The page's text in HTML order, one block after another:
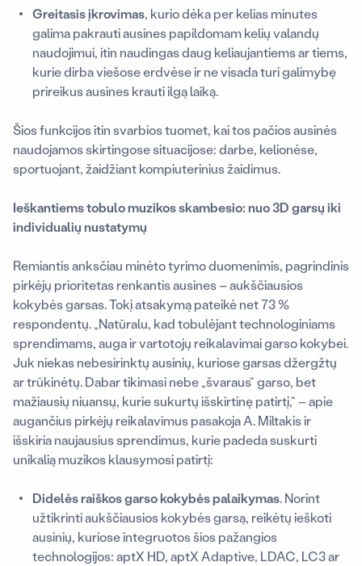
Greitasis įkrovimas, kurio dėka per kelias minutes
galima pakrauti ausines papildomam kelių valandų
naudojimui, itin naudingas daug keliaujantiems ar tiems,
kurie dirba viešose erdvėse ir ne visada turi galimybę
prireikus ausines krauti ilgą laiką.
Šios funkcijos itin svarbios tuomet, kai tos pačios ausinės
naudojamos skirtingose situacijose: darbe, kelionėse,
sportuojant, žaidžiant kompiuterinius žaidimus.
Ieškantiems tobulo muzikos skambesio: nuo 3D garsų iki
individualių nustatymų
Remiantis anksčiau minėto tyrimo duomenimis, pagrindinis
pirkėjų prioritetas renkantis ausines – aukščiausios
kokybės garsas. Tokį atsakymą pateikė net 73 %
respondentų. „Natūralu, kad tobulėjant technologiniams
sprendimams, auga ir vartotojų reikalavimai garso kokybei.
Juk niekas nebesirinktų ausinių, kuriose garsas džergžtų
ar trūkinėtų. Dabar tikimasi nebe „švaraus“ garso, bet
mažiausių niuansų, kurie sukurtų išskirtinę patirtį,“ – apie
augančius pirkėjų reikalavimus pasakoja A. Miltakis ir
išskiria naujausius sprendimus, kurie padeda suskurti
unikalią muzikos klausymosi patirtį:
Didelės raiškos garso kokybės palaikymas. Norint
užtikrinti aukščiausios kokybės garsą, reikėtų ieškoti
ausinių, kuriose integruotos šios pažangios
technologijos: aptX HD, aptX Adaptive, LDAC, LC3 ar